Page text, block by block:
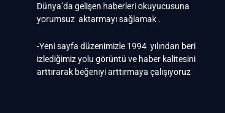
Dünya’da gelişen haberleri okuyucusuna
yorumsuz aktarmayı sağlamak .
-Yeni sayfa düzenimizle 1994 yılından beri
izlediğimiz yolu görüntü ve haber kalitesini
arttırarak beğeniyi arttırmaya çalışıyoruz